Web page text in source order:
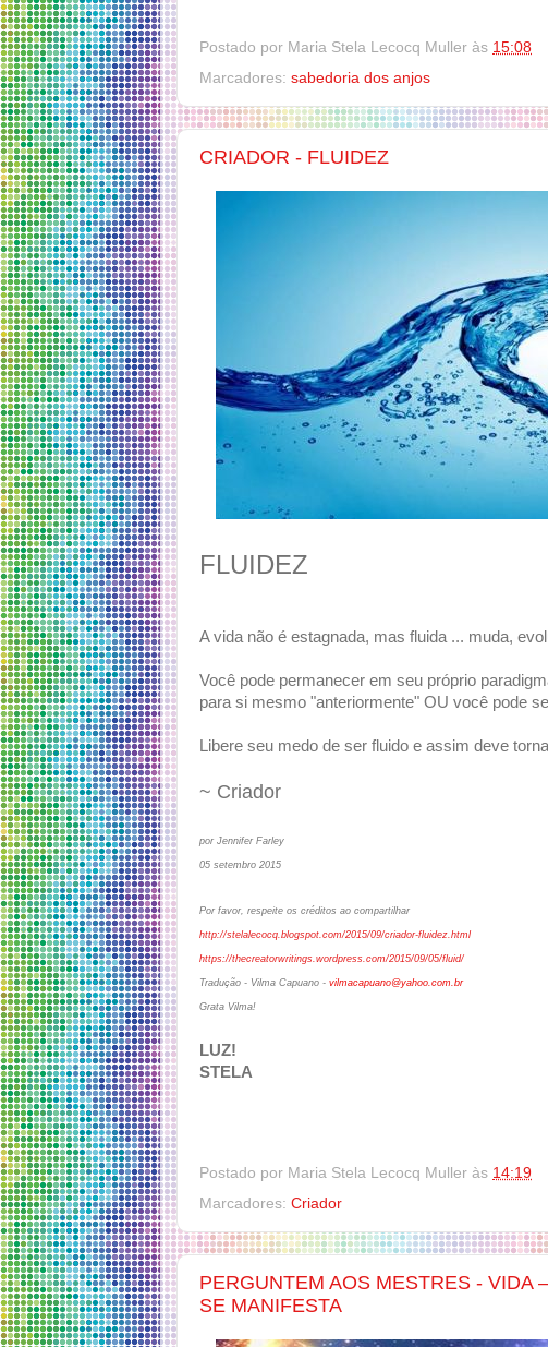
Postado por Maria Stela Lecocq Muller às 15:08
Marcadores: sabedoria dos anjos
CRIADOR - FLUIDEZ
FLUIDEZ
A vida não é estagnada, mas fluida ... muda,
Você pode permanecer em seu próprio
para si mesmo "anteriormente" OU você pode
Libere seu medo de ser fluido e assim deve
~ Criador
por Jennifer Farley
05 setembro 2015
Por favor, respeite os créditos ao compartilhar
http://stelalecocq.blogspot.com/2015/09/criador-fluidez.html
https://thecreatorwritings.wordpress.com/2015/09/05/fluid/
Tradução - Vilma Capuano - vilmacapuano@yahoo.com.br
Grata Vilma!
LUZ!
STELA
Postado por Maria Stela Lecocq Muller às 14:19
Marcadores: Criador
PERGUNTEM AOS MESTRES - VIDA
SE MANIFESTA